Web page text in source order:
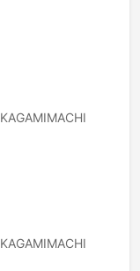
KAGAMIMACHI
KAGAMIMACHI